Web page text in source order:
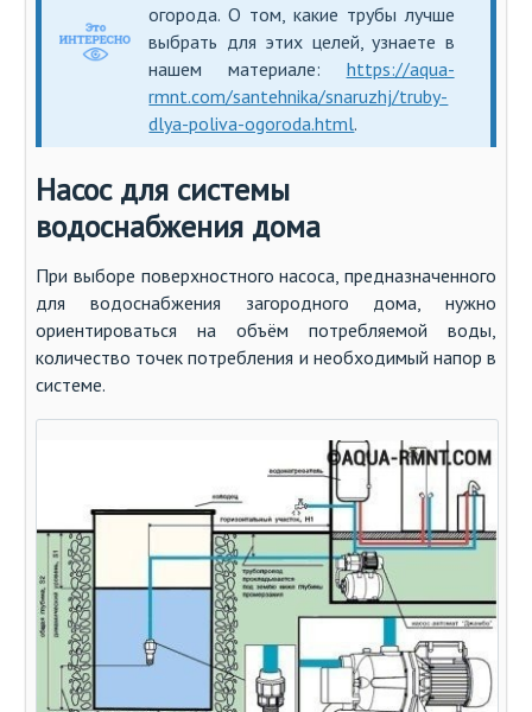
огорода. О том, какие трубы лучше
выбрать для этих целей, узнаете в
нашем материале: https://aqua-
rmnt.com/santehnika/snaruzhj/truby-
dlya-poliva-ogoroda.html.
Насос для системы
водоснабжения дома
При выборе поверхностного насоса, предназначенного
для водоснабжения загородного дома, нужно
ориентироваться на объём потребляемой воды,
количество точек потребления и необходимый напор в
системе.